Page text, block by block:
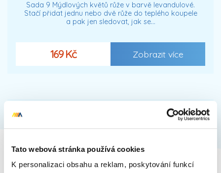
Tato webová stránka používá cookies
K personalizaci obsahu a reklam, poskytování funkcí
Sada 9 Mýdlových květů růže v barvě levandulové.
Stačí přidat jednu nebo dvě růže do teplého koupele
a pak jen sledovat, jak se…
169 Kč Zobrazit více